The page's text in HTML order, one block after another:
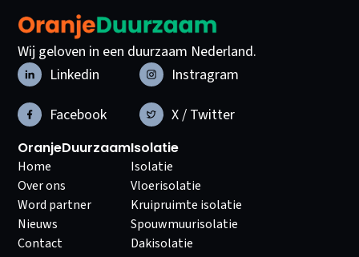
Wij geloven in een duurzaam Nederland.
Linkedin
Instragram
Facebook
X / Twitter
OranjeDuurzaam
Home
Over ons
Word partner
Nieuws
Contact
Isolatie
Isolatie
Vloerisolatie
Kruipruimte isolatie
Spouwmuurisolatie
Dakisolatie